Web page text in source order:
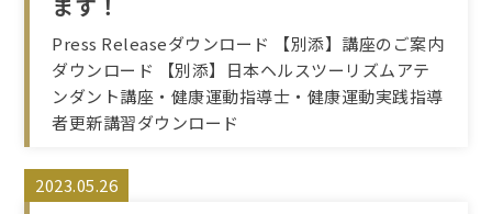
Press Releaseダウンロード 【別添】講座のご案内
ダウンロード 【別添】日本ヘルスツーリズムアテ
ンダント講座・健康運動指導士・健康運動実践指導
者更新講習ダウンロード
2023.05.26